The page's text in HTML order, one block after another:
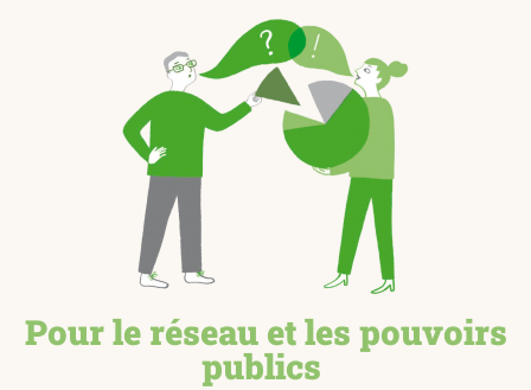
Pour le réseau et les pouvoirs
publics ​